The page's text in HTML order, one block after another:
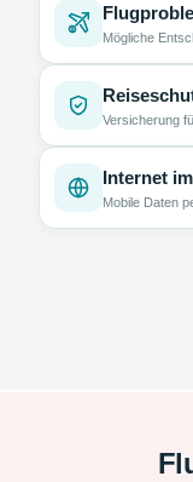
Mögliche
Versicherung
Internet
Mobile Daten